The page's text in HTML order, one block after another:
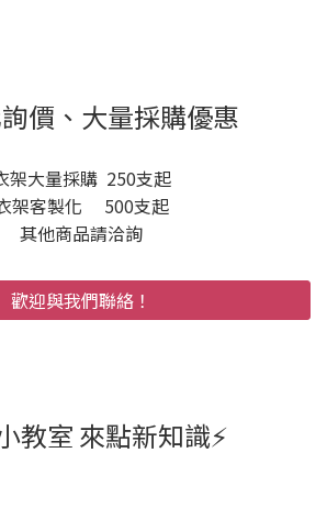
價、大量採購優惠
架大量採購 250支起
架客製化 500支起
其他商品請洽詢
歡迎與我們聯絡！
教室 來點新知識⚡